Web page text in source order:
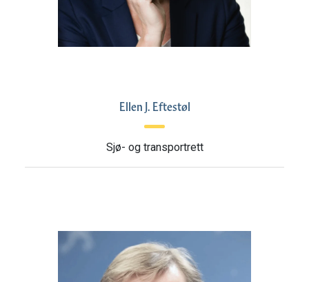
Ellen J. Eftestøl
Sjø- og transportrett